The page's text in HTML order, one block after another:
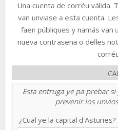
Una cuenta de corréu válida.
van unviase a esta cuenta.
faen públiques y namás van
nueva contraseña o delles
Esta entruga ye pa prebar
prevenir los
¿Cual ye la capital